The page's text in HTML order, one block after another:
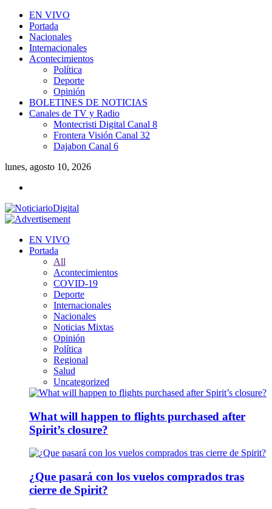
EN VIVO
Portada
Nacionales
Internacionales
Acontecimientos
Política
Deporte
Opinión
BOLETINES DE NOTICIAS
Canales de TV y Radio
Montecristi Digital Canal 8
Frontera Visión Canal 32
Dajabon Canal 6
lunes, agosto 10, 2026
EN VIVO
Portada
All
Acontecimientos
COVID-19
Deporte
Internacionales
Nacionales
Noticias Mixtas
Opinión
Política
Regional
Salud
Uncategorized
What will happen to flights purchased after
Spirit’s closure?
¿Que pasará con los vuelos comprados tras
cierre de Spirit?